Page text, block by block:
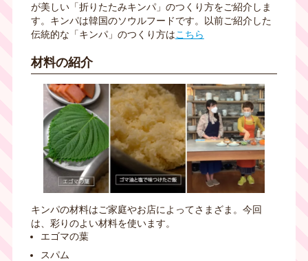
が美しい「折りたたみキンパ」のつくり方をご紹介しま
す。キンパは韓国のソウルフードです。以前ご紹介した
伝統的な「キンパ」のつくり方はこちら
材料の紹介
キンパの材料はご家庭やお店によってさまざま。今回
は、彩りのよい材料を使います。
エゴマの葉
スパム